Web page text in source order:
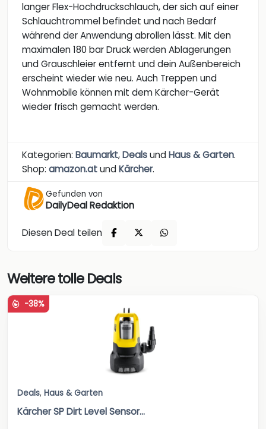
langer Flex-Hochdruckschlauch, der sich auf einer
Schlauchtrommel befindet und nach Bedarf
während der Anwendung abrollen lässt. Mit den
maximalen 180 bar Druck werden Ablagerungen
und Grauschleier entfernt und dein Außenbereich
erscheint wieder wie neu. Auch Treppen und
Wohnmobile können mit dem Kärcher-Gerät
wieder frisch gemacht werden.
Kategorien: Baumarkt,DealsundHaus & Garten.
Shop: amazon.atundKärcher.
Gefunden von
DailyDeal Redaktion
Diesen Deal teilen
Weitere tolle Deals
-38%
Deals, Haus & Garten
Kärcher SP Dirt Level Sensor...